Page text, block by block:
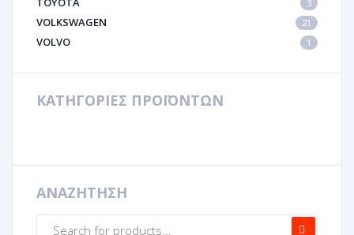
3
VOLKSWAGEN 21
VOLVO 1
ΚΑΤΗΓΟΡΙΕΣ ΠΡΟΪΟΝΤΩΝ
ΑΝΑΖΗΤΗΣΗ